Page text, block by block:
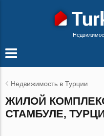
Недвижимость в Турции
ЖИЛОЙ КОМПЛЕКС
СТАМБУЛЕ,